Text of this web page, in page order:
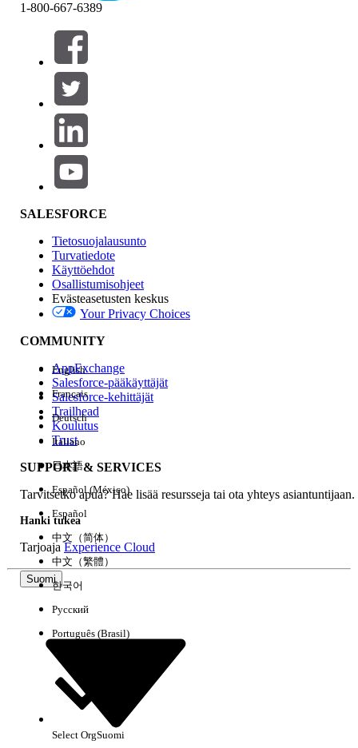
Suodattimet (0)
VALITSE SUODATTIMET
Tuotealue
Ominaisuuden vaikutus
Edition
Kokemus
Tyhjennä kaikki Valmis
1-800-667-6389
SALESFORCE
Tietosuojalausunto
Turvatiedote
Käyttöehdot
Osallistumisohjeet
Evästeasetusten keskus
Your Privacy Choices
COMMUNITY
AppExchange
Salesforce-pääkäyttäjät
Salesforce-kehittäjät
Trailhead
Koulutus
Trust
SUPPORT & SERVICES
Tarvitsetko apua? Hae lisää resursseja tai ota yhteys asiantuntijaan.
Hanki tukea
TarjoajaExperience Cloud
Suomi
English
Français
Deutsch
Italiano
日本語
Español (México)
Español
中文（简体）
中文（繁體）
한국어
Русский
Português (Brasil)
Select OrgSuomi